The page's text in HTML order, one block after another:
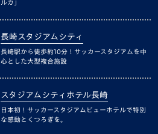
ルカ」
長崎スタジアムシティ
長崎駅から徒歩約10分！サッカースタジアムを中
心とした大型複合施設
スタジアムシティホテル長崎
日本初！サッカースタジアムビューホテルで特別
な感動とくつろぎを。